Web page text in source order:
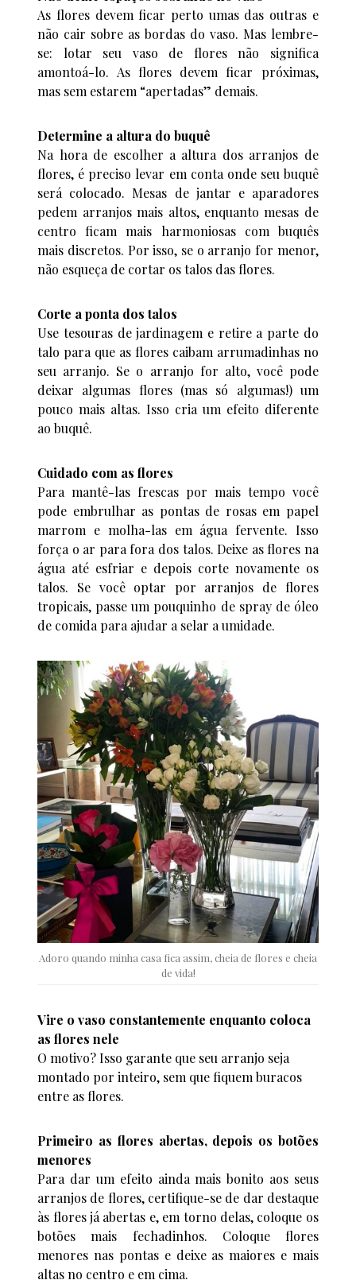
As flores devem ficar perto umas das outras e
não cair sobre as bordas do vaso. Mas lembre-
se: lotar seu vaso de flores não significa
amontoá-lo. As flores devem ficar próximas,
mas sem estarem “apertadas” demais.
Determine a altura do buquê
Na hora de escolher a altura dos arranjos de
flores, é preciso levar em conta onde seu buquê
será colocado. Mesas de jantar e aparadores
pedem arranjos mais altos, enquanto mesas de
centro ficam mais harmoniosas com buquês
mais discretos. Por isso, se o arranjo for menor,
não esqueça de cortar os talos das flores.
Corte a ponta dos talos
Use tesouras de jardinagem e retire a parte do
talo para que as flores caibam arrumadinhas no
seu arranjo. Se o arranjo for alto, você pode
deixar algumas flores (mas só algumas!) um
pouco mais altas. Isso cria um efeito diferente
ao buquê.
Cuidado com as flores
Para mantê-las frescas por mais tempo você
pode embrulhar as pontas de rosas em papel
marrom e molha-las em água fervente. Isso
força o ar para fora dos talos. Deixe as flores na
água até esfriar e depois corte novamente os
talos. Se você optar por arranjos de flores
tropicais, passe um pouquinho de spray de óleo
de comida para ajudar a selar a umidade.
Adoro quando minha casa fica assim, cheia de flores e cheia
de vida!
Vire o vaso constantemente enquanto coloca
as flores nele
O motivo? Isso garante que seu arranjo seja
montado por inteiro, sem que fiquem buracos
entre as flores.
Primeiro as flores abertas, depois os botões
menores
Para dar um efeito ainda mais bonito aos seus
arranjos de flores, certifique-se de dar destaque
às flores já abertas e, em torno delas, coloque os
botões mais fechadinhos. Coloque flores
menores nas pontas e deixe as maiores e mais
altas no centro e em cima.